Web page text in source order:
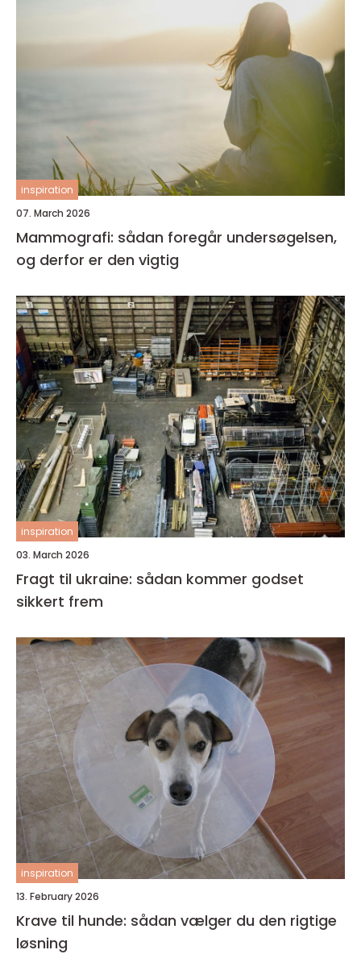
inspiration
07. March 2026
Mammografi: sådan foregår undersøgelsen,
og derfor er den vigtig
inspiration
03. March 2026
Fragt til ukraine: sådan kommer godset
sikkert frem
inspiration
13. February 2026
Krave til hunde: sådan vælger du den rigtige
løsning